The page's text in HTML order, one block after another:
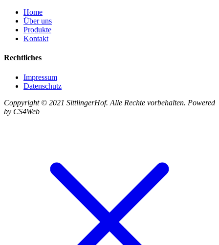
Home
Über uns
Produkte
Kontakt
Rechtliches
Impressum
Datenschutz
Coppyright © 2021 SittlingerHof. Alle Rechte vorbehalten. Powered
by CS4Web